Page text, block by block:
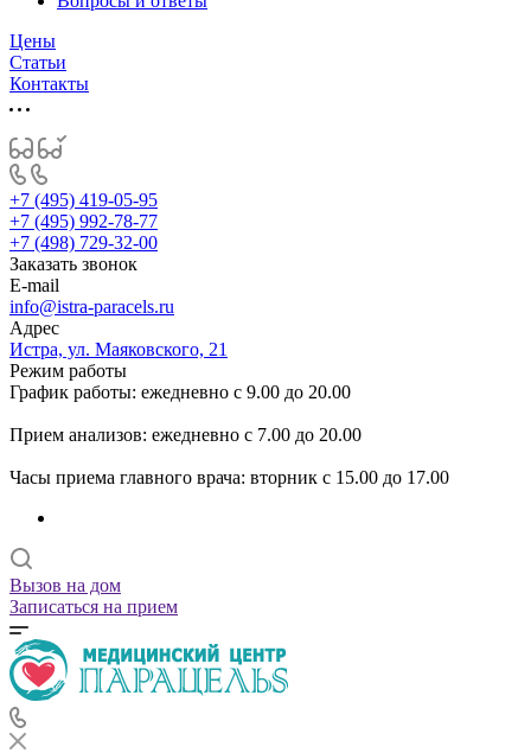
Цены
Статьи
Контакты
+7 (495) 419-05-95
+7 (495) 992-78-77
+7 (498) 729-32-00
Заказать звонок
E-mail
info@istra-paracels.ru
Адрес
Истра, ул. Маяковского, 21
Режим работы
График работы: ежедневно с 9.00 до 20.00
Прием анализов: ежедневно с 7.00 до 20.00
Часы приема главного врача: вторник с 15.00 до 17.00
Вызов на дом
Записаться на прием